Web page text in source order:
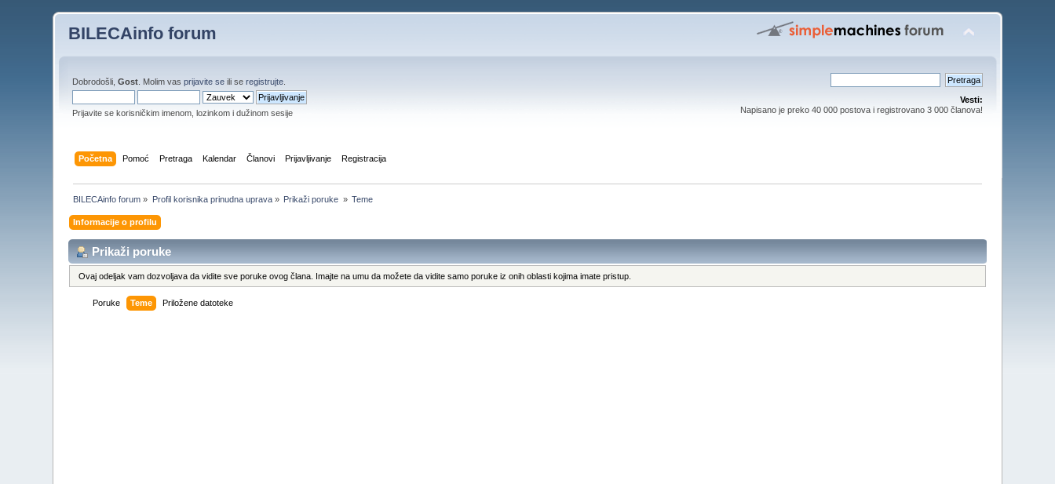
BILECAinfo forum
Dobrodošli,Gost . Molim vasprijavite se ili seregistrujte
Prijavite se korisničkim imenom, lozinkom i dužinom sesije
Vesti:
Napisano je preko 40 000 postova i registrovano 3 000 članova!
Početna Pomoć Pretraga Kalendar Članovi Prijavljivanje Registracija
BILECAinfo forum » Profil korisnika prinudna uprava» Prikaži poruke » Teme
Informacije o profilu
Prikaži poruke
Ovaj odeljak vam dozvoljava da vidite sve poruke ovog člana. Imajte na umu da možete da vidite samo poruke iz onih oblasti kojima imate pristup.
Poruke Teme Priložene datoteke